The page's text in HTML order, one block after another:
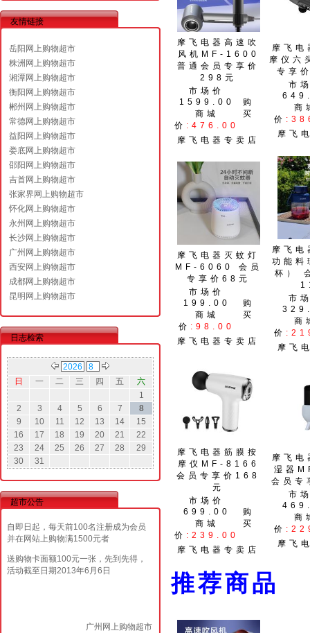
友情链接
岳阳网上购物超市
株洲网上购物超市
湘潭网上购物超市
衡阳网上购物超市
郴州网上购物超市
常德网上购物超市
益阳网上购物超市
娄底网上购物超市
邵阳网上购物超市
吉首网上购物超市
张家界网上购物超市
怀化网上购物超市
永州网上购物超市
长沙网上购物超市
广州网上购物超市
西安网上购物超市
成都网上购物超市
昆明网上购物超市
日志检索
日 一 二 三 四 五
六
1
2
3 4 5 6 7
8
9
10 11 12 13 14
15
16
17 18 19 20 21
22
23
24 25 26 27 28
29
30
31
超市公告
自即日起，每天前100名注册成为会员
并在网站上购物满1500元者
送购物卡面额100元一张，先到先得，
活动截至日期2013年6月6日
广州网上购物超市
摩飞电器高速吹
风机MF-1600
普通会员专享价
298元
市场价
1599.00
购
买
商城
价 :476.00
摩飞电器专卖店
摩飞电
摩仪六
专享
市
商
价
摩飞
摩飞电器灭蚊灯
MF-6060 会员
专享价68元
市场价
199.00
购
买
商城
价 :98.00
摩飞电器专卖店
摩飞电
功能料
杯）
市
商
价
摩飞
摩飞电器筋膜按
摩仪MF-8166
会员专享价168
元
市场价
699.00
购
买
商城
价 :239.00
摩飞电器专卖店
摩飞电
湿器
会员
市
商
价
摩飞
推荐